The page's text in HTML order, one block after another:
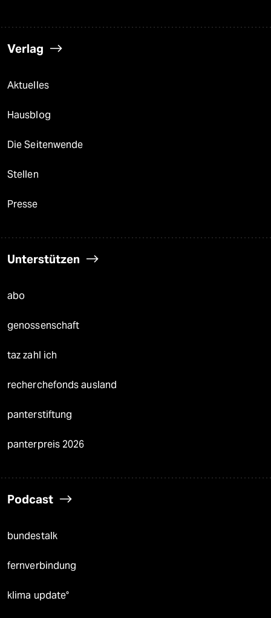
Verlag
Aktuelles
Hausblog
Die Seitenwende
Stellen
Presse
Unterstützen
abo
genossenschaft
taz zahl ich
recherchefonds ausland
panterstiftung
panterpreis 2026
Podcast
bundestalk
fernverbindung
klima update°